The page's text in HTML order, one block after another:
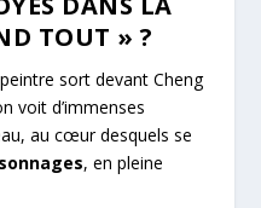
TOUT » ?
sort devant Cheng
voit d’immenses
au cœur desquels se
, en pleine